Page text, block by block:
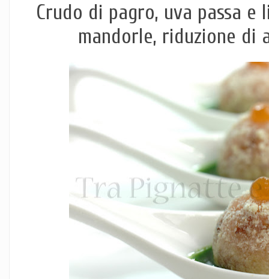
Crudo di pagro, uva passa
mandorle, riduzione di